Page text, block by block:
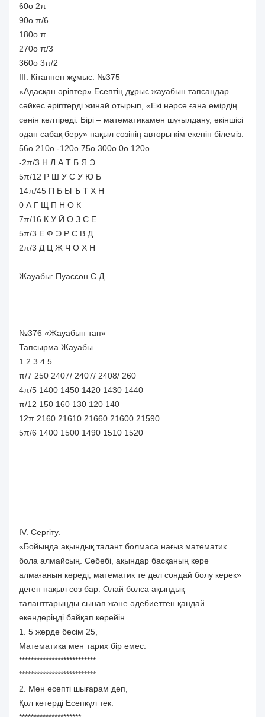
60о 2π
90о π/6
180о π
270о π/3
360о 3π/2
ІІІ. Кітаппен жұмыс. №375
«Адасқан әріптер» Есептің дұрыс жауабын тапсаңдар
сәйкес әріптерді жинай отырып, «Екі нәрсе ғана өмірдің
сәнін келтіреді: Бірі – математикамен шұғылдану, екіншісі
одан сабақ беру» нақыл сөзінің авторы кім екенін білеміз.
56о 210о -120о 75о 300о 0о 120о
-2π/3 Н Л А Т Б Я Э
5π/12 Р Ш У С У Ю Б
14π/45 П Б Ы Ъ Т Х Н
0 А Г Щ П Н О К
7π/16 К У Й О З С Е
5π/3 Е Ф Э Р С В Д
2π/3 Д Ц Ж Ч О Х Н
Жауабы: Пуассон С.Д.
№376 «Жауабын тап»
Тапсырма Жауабы
1 2 3 4 5
π/7 250 2407/ 2407/ 2408/ 260
4π/5 1400 1450 1420 1430 1440
π/12 150 160 130 120 140
12π 2160 21610 21660 21600 21590
5π/6 1400 1500 1490 1510 1520
ІV. Сергіту.
«Бойыңда ақындық талант болмаса нағыз математик
бола алмайсың. Себебі, ақындар басқаның көре
алмағанын көреді, математик те дәл сондай болу керек»
деген нақыл сөз бар. Олай болса ақындық
таланттарыңды сынап және әдебиеттен қандай
екендеріңді байқап көрейін.
1. 5 жерде бесім 25,
Математика мен тарих бір емес.
**************************
**************************
2. Мен есепті шығарам деп,
Қол көтерді Есепкүл тек.